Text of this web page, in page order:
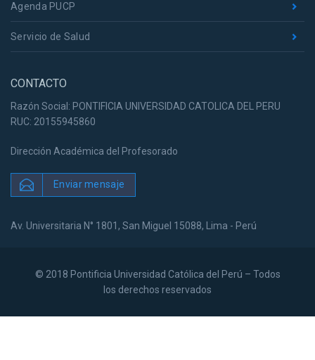
Agenda PUCP
Servicio de Salud
CONTACTO
Razón Social: PONTIFICIA UNIVERSIDAD CATOLICA DEL PERU
RUC: 20155945860
Dirección Académica del Profesorado
Enviar mensaje
Av. Universitaria N° 1801, San Miguel 15088, Lima - Perú
© 2018 Pontificia Universidad Católica del Perú – Todos
los derechos reservados